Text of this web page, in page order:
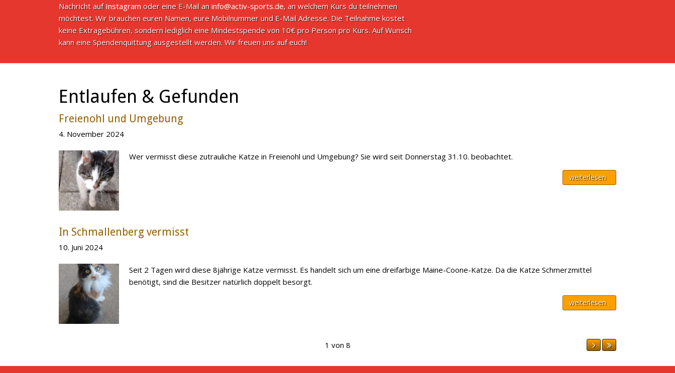
Nachricht aufInstagram oder eine E-Mail an info@activ-sports.de, an welchem Kurs du teilnehmen
möchtest. Wir brauchen euren Namen, eure Mobilnummer und E-Mail Adresse. Die Teilnahme kostet
keine Extragebühren, sondern lediglich eine Mindestspende von 10€ pro Person pro Kurs. Auf Wunsch
kann eine Spendenquittung ausgestellt werden. Wir freuen uns auf euch!
Entlaufen & Gefunden
Freienohl und Umgebung
4. November 2024
Wer vermisst diese zutrauliche Katze in Freienohl und Umgebung? Sie wird seit Donnerstag 31.10. beobachtet.
weiterlesen
In Schmallenberg vermisst
10. Juni 2024
Seit 2 Tagen wird diese 8jährige Katze vermisst. Es handelt sich um eine dreifarbige Maine-Coone-Katze. Da die Katze Schmerzmittel
benötigt, sind die Besitzer natürlich doppelt besorgt.
weiterlesen
1 von 8